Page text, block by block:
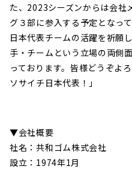
た、2023シーズンからは会社
グ３部に参入する予定となっ
日本代表チームの活躍を祈願
手・チームという立場の両側
っております。皆様どうぞよ
ソサイチ日本代表！」
▼会社概要
社名：共和ゴム株式会社
設立：1974年1月